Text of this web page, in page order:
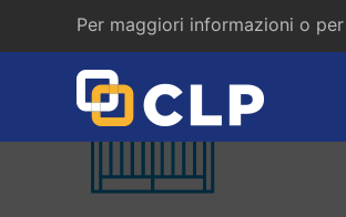
Per maggiori informazioni o